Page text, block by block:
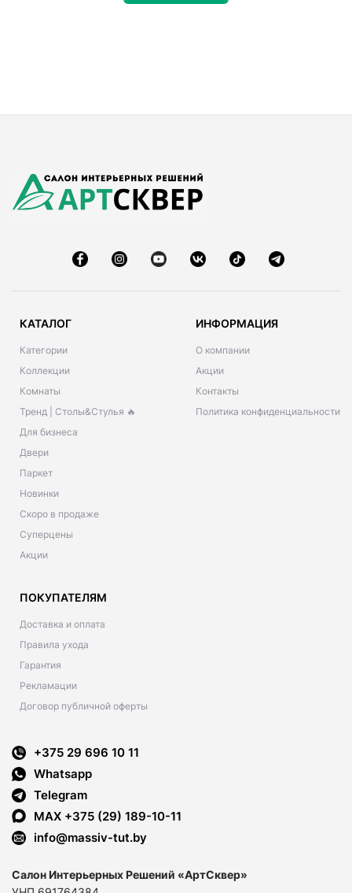
КАТАЛОГ
Категории
Коллекции
Комнаты
Тренд | Столы&Стулья 🔥
Для бизнеса
Двери
Паркет
Новинки
Скоро в продаже
Суперцены
Акции
ИНФОРМАЦИЯ
О компании
Акции
Контакты
Политика конфиденциальности
ПОКУПАТЕЛЯМ
Доставка и оплата
Правила ухода
Гарантия
Рекламации
Договор публичной оферты
+375 29 696 10 11
Whatsapp
Telegram
MAX +375 (29) 189-10-11
info@massiv-tut.by
Салон Интерьерных Решений «АртСквер»